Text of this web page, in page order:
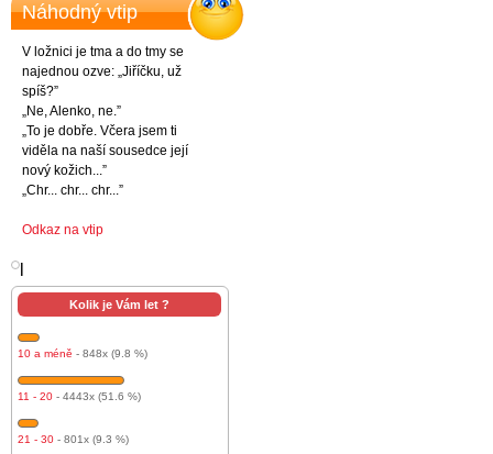
Náhodný vtip
V ložnici je tma a do tmy se
najednou ozve: „Jiříčku, už
spíš?”
„Ne, Alenko, ne.”
„To je dobře. Včera jsem ti
viděla na naší sousedce její
nový kožich...”
„Chr... chr... chr...”
Odkaz na vtip
Kolik je Vám let ?
10 a méně - 848x (9.8 %)
11 - 20 - 4443x (51.6 %)
21 - 30 - 801x (9.3 %)